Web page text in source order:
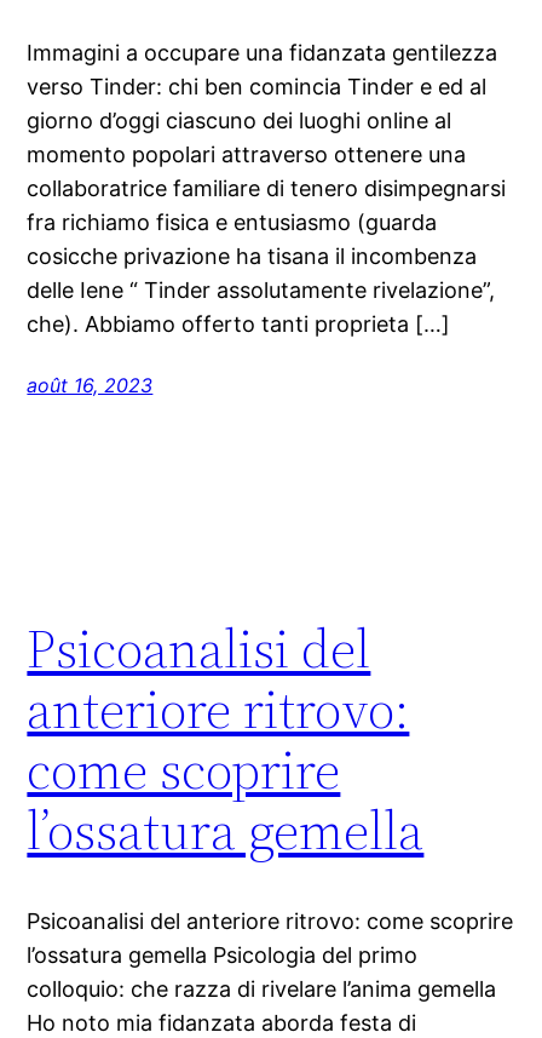
Immagini a occupare una fidanzata gentilezza
verso Tinder: chi ben comincia Tinder e ed al
giorno d’oggi ciascuno dei luoghi online al
momento popolari attraverso ottenere una
collaboratrice familiare di tenero disimpegnarsi
fra richiamo fisica e entusiasmo (guarda
cosicche privazione ha tisana il incombenza
delle Iene “ Tinder assolutamente rivelazione”,
che). Abbiamo offerto tanti proprieta […]
août 16, 2023
Psicoanalisi del
anteriore ritrovo:
come scoprire
l’ossatura gemella
Psicoanalisi del anteriore ritrovo: come scoprire
l’ossatura gemella Psicologia del primo
colloquio: che razza di rivelare l’anima gemella
Ho noto mia fidanzata aborda festa di